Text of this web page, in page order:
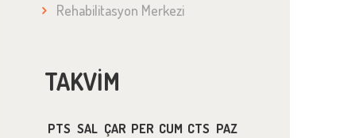
Rehabilitasyon Merkezi
TAKVIM
PTS SAL ÇAR PER CUM CTS PAZ